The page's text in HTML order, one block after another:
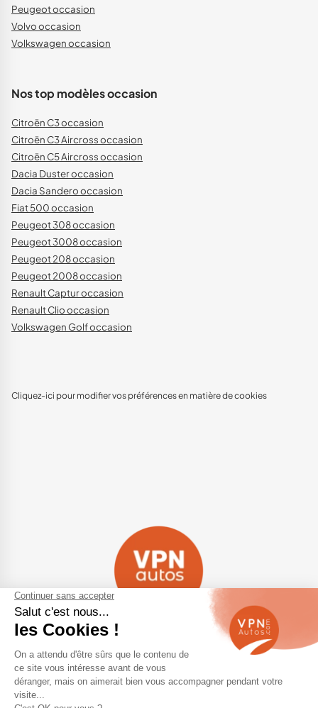
Peugeot occasion
Volvo occasion
Volkswagen occasion
Nos top modèles occasion
Citroën C3 occasion
Citroën C3 Aircross occasion
Citroën C5 Aircross occasion
Dacia Duster occasion
Dacia Sandero occasion
Fiat 500 occasion
Peugeot 308 occasion
Peugeot 3008 occasion
Peugeot 208 occasion
Peugeot 2008 occasion
Renault Captur occasion
Renault Clio occasion
Volkswagen Golf occasion
Cliquez-ici pour modifier vos préférences en matière de cookies
Navigation
Qui sommes-nous ?
Contactez-nous
VPN Autos Pro - Notre site de
voitures d'occasion pour
Plan du site